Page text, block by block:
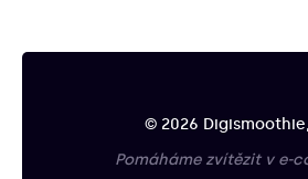
© 2026
Pomáháme zvítězit v e-